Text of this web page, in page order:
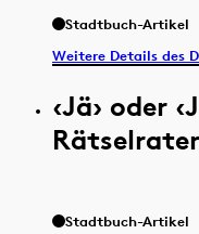
Stadtbuch-Artikel
Weitere Details des
‹Jä› oder
Stadtbuch-Artikel